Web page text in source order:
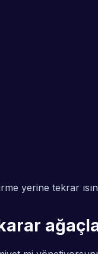
yerine tekrar